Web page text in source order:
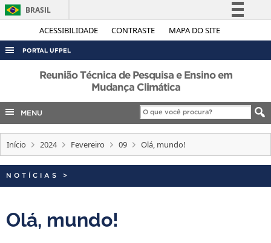
ACESSIBILIDADE CONTRASTE MAPA DO SITE
BRASIL
Simplifique!
Acesso à informação
Legislação
Canais
PORTAL UFPEL
ACESSO À INFORMAÇÃO
COBALTO
CONCURSOS
INTERNACIONAL
PORTARIAS
Reunião Técnica de Pesquisa e Ensino em
Mudança Climática
MENU
Início 2024 Fevereiro 09 Olá, mundo!
NOTÍCIAS >
Olá, mundo!